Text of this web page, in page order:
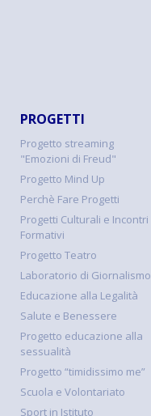
PROGETTI
Progetto streaming
"Emozioni di Freud"
Progetto Mind Up
Perchè Fare Progetti
Progetti Culturali e Incontri
Formativi
Progetto Teatro
Laboratorio di Giornalismo
Educazione alla Legalità
Salute e Benessere
Progetto educazione alla
sessualità
Progetto “timidissimo me”
Scuola e Volontariato
Sport in Istituto